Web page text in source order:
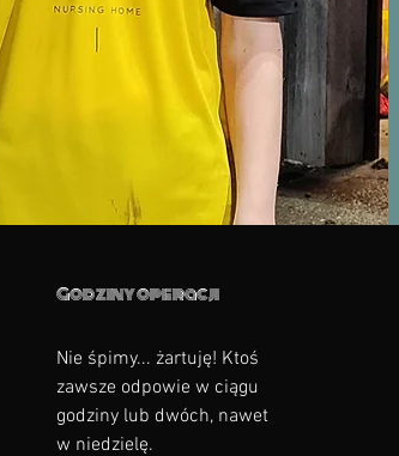
Godziny operacji
Nie śpimy... żartuję! Ktoś
zawsze odpowie w ciągu
godziny lub dwóch, nawet
w niedzielę.